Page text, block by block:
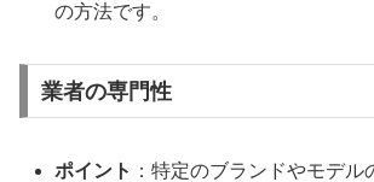
の方法です。
業者の専門性
ポイント ：特定のブランドやモデル